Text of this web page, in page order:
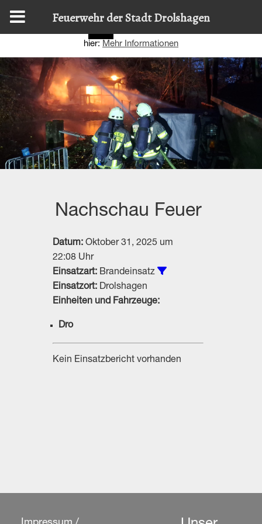
Nachschau Feuer
Datum:Oktober 31, 2025 um
22:08 Uhr
Einsatzart:Brandeinsatz
Alle Einsätze vom
Einsatzort:Drolshagen
Einheiten und Fahrzeuge:
Dro
Kein Einsatzbericht vorhanden
Diese Website nutzt Cookies, um bestmögliche Funktionalität
hier: Mehr Informationen
Feuerwehr der Stadt Drolshagen